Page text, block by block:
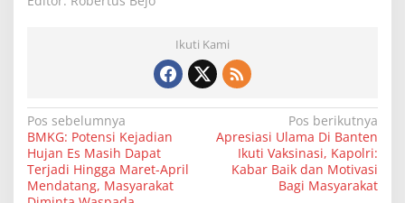
Ikuti Kami
N
a
v
Pos sebelumnya
BMKG: Potensi Kejadian
Hujan Es Masih Dapat
Terjadi Hingga Maret-April
Mendatang, Masyarakat
Pos berikutnya
Apresiasi Ulama Di Banten
Ikuti Vaksinasi, Kapolri:
Kabar Baik dan Motivasi
Bagi Masyarakat